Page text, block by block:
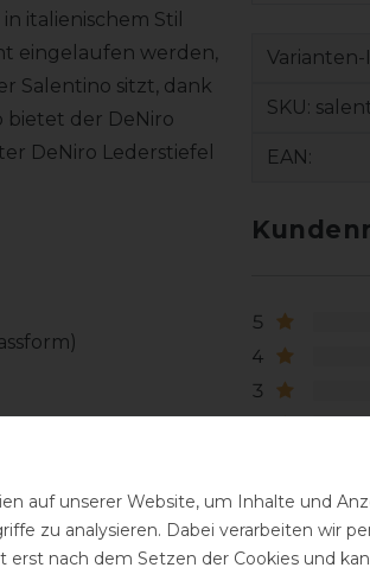
italienischem Stil
eingelaufen werden,
Salentino sitzt, dank
bietet der DeNiro
DeNiro Lederstiefel
Lederschichten
innen und
Varianten-
SKU:
EAN:
5
4
3
auf unserer Website, um Inhalte und
zu analysieren. Dabei verarbeiten wir
nach dem Setzen der Cookies und